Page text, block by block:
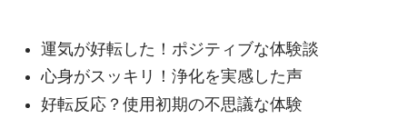
運気が好転した！ポジティブな体験談
心身がスッキリ！浄化を実感した声
好転反応？使用初期の不思議な体験